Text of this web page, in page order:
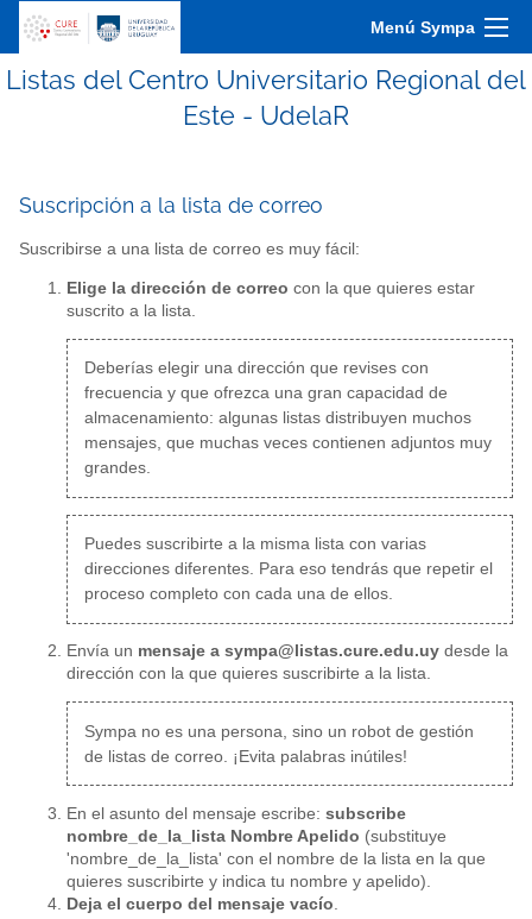
Menú Sympa
Listas del Centro Universitario Regional del
Este - UdelaR
Suscripción a la lista de correo
Suscribirse a una lista de correo es muy fácil:
Elige la dirección de correo con la que quieres estar
suscrito a la lista.
Deberías elegir una dirección que revises con
frecuencia y que ofrezca una gran capacidad de
almacenamiento: algunas listas distribuyen muchos
mensajes, que muchas veces contienen adjuntos muy
grandes.
Puedes suscribirte a la misma lista con varias
direcciones diferentes. Para eso tendrás que repetir el
proceso completo con cada una de ellos.
Envía un mensaje a sympa@listas.cure.edu.uy desde la
dirección con la que quieres suscribirte a la lista.
Sympa no es una persona, sino un robot de gestión
de listas de correo. ¡Evita palabras inútiles!
En el asunto del mensaje escribe: subscribe
nombre_de_la_lista Nombre Apelido (substituye
'nombre_de_la_lista' con el nombre de la lista en la que
quieres suscribirte y indica tu nombre y apelido).
Deja el cuerpo del mensaje vacío